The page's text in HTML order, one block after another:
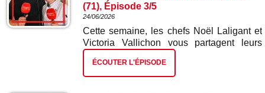
(71), Épisode 3/5
24/06/2026
Cette semaine, les chefs Noël Laligant et
Victoria Vallichon vous partagent leurs
meilleures recettes. Dans ce troisième
épisode : la pochouse.
ÉCOUTER L'ÉPISODE